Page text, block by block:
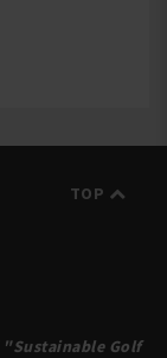
"Sustainable Golf
TOP